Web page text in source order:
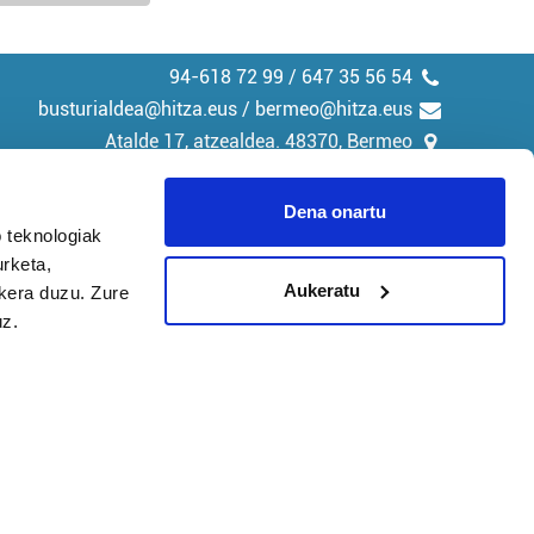
duzu. Zure
Dena onartu
Aukeratu
94-618 72 99 / 647 35 56 54
busturialdea@hitza.eus / bermeo@hitza.eus
Atalde 17, atzealdea. 48370, Bermeo
Cookieak
zure ekarpena